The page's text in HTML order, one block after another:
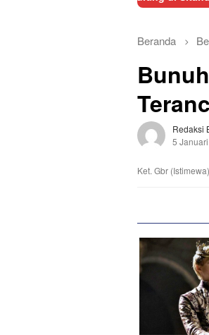
Beranda
Redaksi
5
Ket. Gbr